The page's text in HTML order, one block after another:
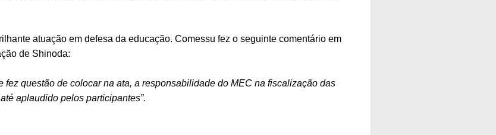
atuação em defesa da educação. Comessu fez o seguinte comentário em
de Shinoda:
fez questão de colocar na ata, a responsabilidade do MEC na fiscalização das
aplaudido pelos participantes”.